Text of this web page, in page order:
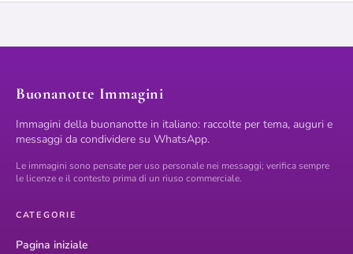
Buonanotte Immagini
Immagini della buonanotte in italiano: raccolte per tema, auguri e
messaggi da condividere su WhatsApp.
Le immagini sono pensate per uso personale nei messaggi; verifica sempre
le licenze e il contesto prima di un riuso commerciale.
CATEGORIE
Pagina iniziale